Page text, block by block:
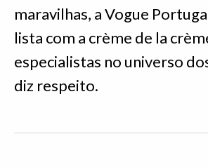
maravilhas, a Vogue
lista com a crème de la
especialistas no universo
diz respeito.